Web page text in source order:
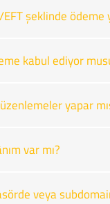
şeklinde
kabul ediyor
yapar
var mı?
veya